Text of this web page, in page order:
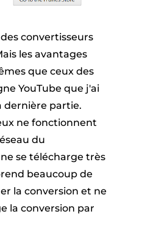
convertisseurs
les avantages
que ceux des
YouTube que j'ai
dernière partie.
ne fonctionnent
du
se télécharge très
beaucoup de
la conversion et ne
la conversion par